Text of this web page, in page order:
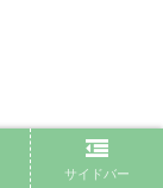
サイドバー